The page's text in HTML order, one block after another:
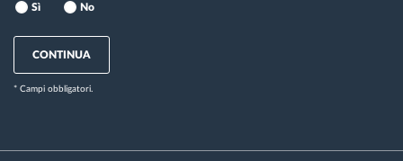
Sì No
CONTINUA
* Campi obbligatori.